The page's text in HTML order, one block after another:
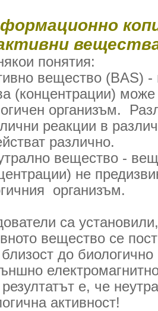
понятия:
вещество (BAS)
(концентрации)
организъм.
реакции в
различно.
вещество -
не
организъм.
са
вещество се
до
е, че
активност!